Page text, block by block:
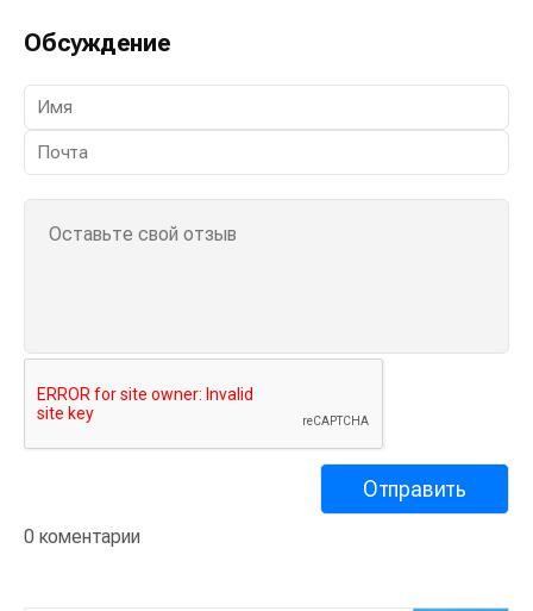
Обсуждение
0 коментарии